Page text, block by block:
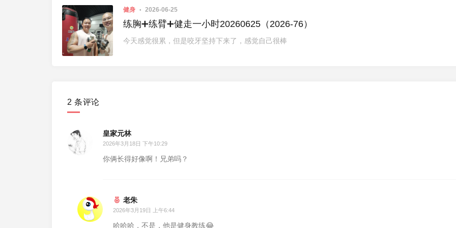
健身 2026-06-25
练胸➕练臂➕健走一小时20260625（2026-76）
今天感觉很累，但是咬牙坚持下来了，感觉自己很棒
2 条评论
皇家元林
2026年3月18日 下午10:29
你俩长得好像啊！兄弟吗？
老朱
2026年3月19日 上午6:44
哈哈哈，不是，他是健身教练😂